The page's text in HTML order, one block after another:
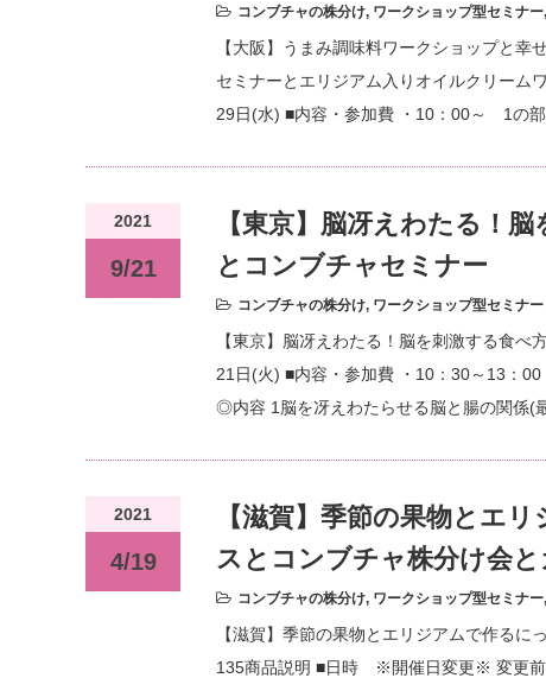
コンブチャの株分け, ワークショップ型セミナー,
【大阪】うまみ調味料ワークショップと
セミナーとエリジアム入りオイルクリーム
29日(水) ■内容・参加費 ・10：00～ 1の
2021
9/21
【東京】脳冴えわたる！
とコンブチャセミナー
コンブチャの株分け, ワークショップ型セミナー
【東京】脳冴えわたる！脳を刺激する食
21日(火) ■内容・参加費 ・10：30～13：
◎内容 1脳を冴えわたらせる脳と腸の関係(
2021
4/19
【滋賀】季節の果物とエ
スとコンブチャ株分け会
コンブチャの株分け, ワークショップ型セミナー,
【滋賀】季節の果物とエリジアムで作る
135商品説明 ■日時 ※開催日変更※ 変更前